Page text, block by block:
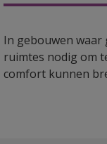
In gebouwen waar
ruimtes nodig om
comfort kunnen